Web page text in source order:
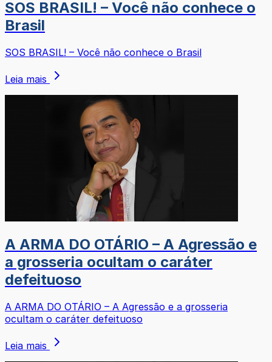
SOS BRASIL! – Você não conhece o
Brasil
SOS BRASIL! – Você não conhece o Brasil
Leia mais
A ARMA DO OTÁRIO – A Agressão e
a grosseria ocultam o caráter
defeituoso
A ARMA DO OTÁRIO – A Agressão e a grosseria
ocultam o caráter defeituoso
Leia mais